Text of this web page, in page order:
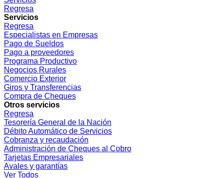
Regresa
Servicios
Regresa
Especialistas en Empresas
Pago de Sueldos
Pago a proveedores
Programa Productivo
Negocios Rurales
Comercio Exterior
Giros y Transferencias
Compra de Cheques
Otros servicios
Regresa
Tesorería General de la Nación
Débito Automático de Servicios
Cobranza y recaudación
Administración de Cheques al Cobro
Tarjetas Empresariales
Avales y garantías
Ver Todos